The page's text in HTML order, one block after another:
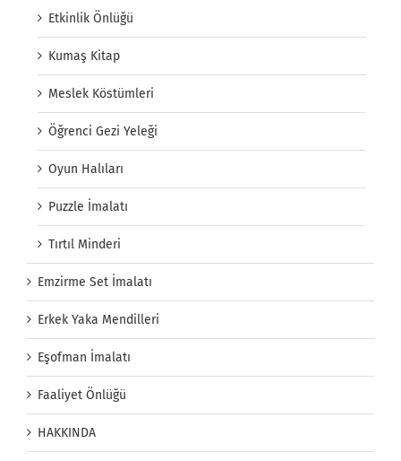
Etkinlik Önlüğü
Kumaş Kitap
Meslek Köstümleri
Öğrenci Gezi Yeleği
Oyun Halıları
Puzzle İmalatı
Tırtıl Minderi
Emzirme Set İmalatı
Erkek Yaka Mendilleri
Eşofman İmalatı
Faaliyet Önlüğü
HAKKINDA